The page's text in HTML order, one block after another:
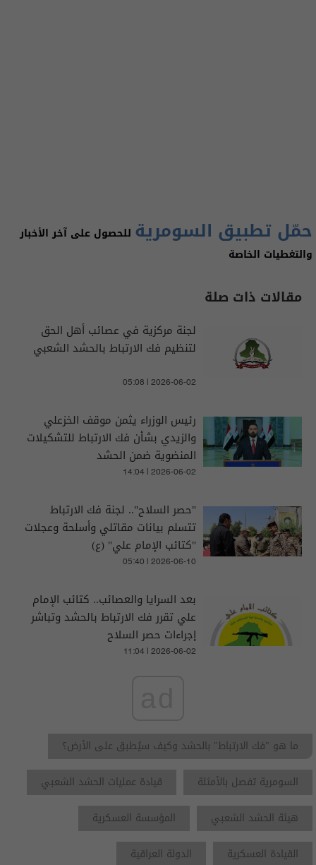
حمّل تطبيق السومرية للحصول على آخر الأخبار
والتغطيات الخاصة
مقالات ذات صلة
لجنة مركزية في عصائب أهل الحق
لتنظيم فك الارتباط بالحشد الشعبي
05:08 | 2026-06-02
رئيس الوزراء يثمن موقف الخزعلي
والزيدي بشأن فك الارتباط للتشكيلات
المنضوية ضمن الحشد
14:04 | 2026-06-02
"حصر السلاح".. لجنة فك الارتباط
تتسلم بيانات مقاتلي وأسلحة وعجلات
"كتائب الإمام علي" (ع)
05:40 | 2026-06-10
بعد السرايا والعصائب.. كتائب الإمام
علي تقرر فك الارتباط بالحشد وتباشر
إجراءات حصر السلاح
11:04 | 2026-06-02
ما هو "فك الارتباط" بالحشد وكيف سيُطبق على الأرض؟
السومرية تفصل بالأمثلة
قيادة عمليات الحشد الشعبي
هيئة الحشد الشعبي
المؤسسة العسكرية
القيادة العسكرية
الدولة العراقية